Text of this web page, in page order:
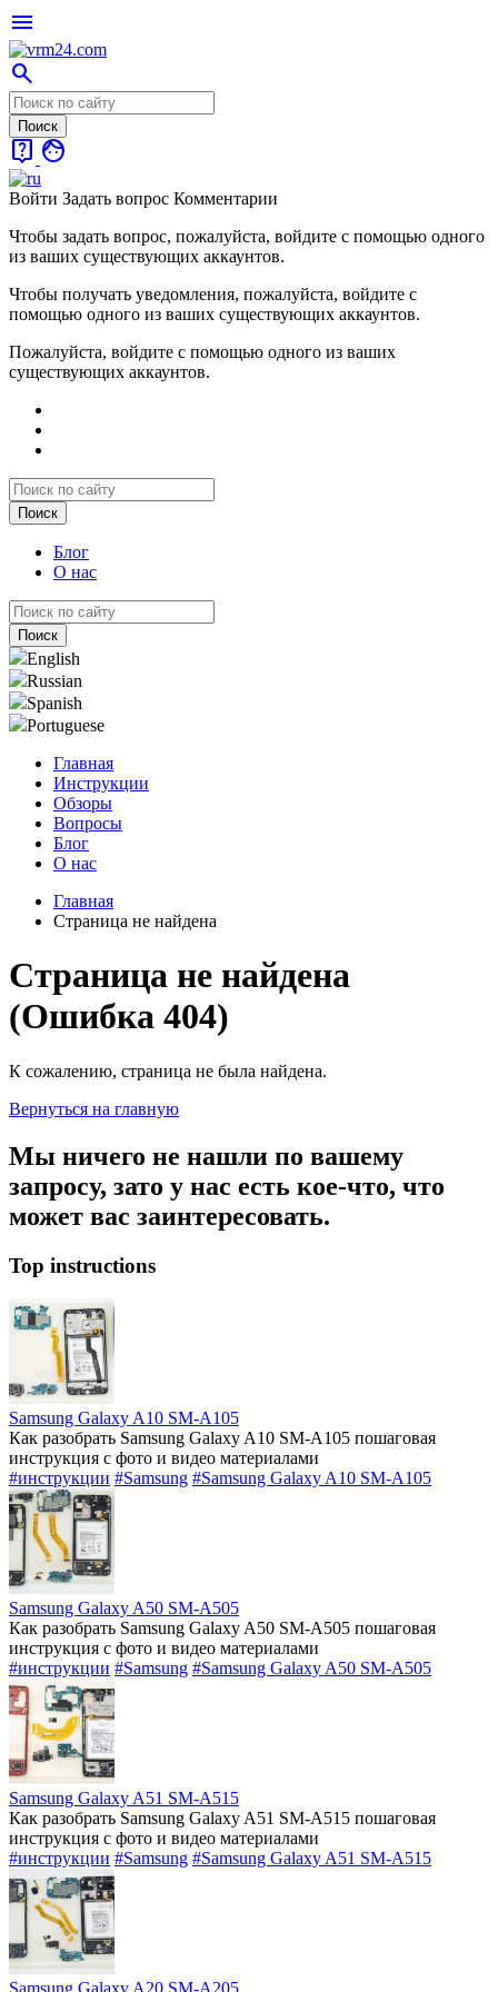
menu
search
live_help face
Войти Задать вопрос Комментарии
Чтобы задать вопрос, пожалуйста, войдите с помощью одного
из ваших существующих аккаунтов.
Чтобы получать уведомления, пожалуйста, войдите с
помощью одного из ваших существующих аккаунтов.
Пожалуйста, войдите с помощью одного из ваших
существующих аккаунтов.
Блог
О нас
English
Russian
Spanish
Portuguese
Главная
Инструкции
Обзоры
Вопросы
Блог
О нас
Главная
Страница не найдена
Страница не найдена
(Ошибка 404)
К сожалению, страница не была найдена.
Вернуться на главную
Мы ничего не нашли по вашему
запросу, зато у нас есть кое-что, что
может вас заинтересовать.
Top instructions
Samsung Galaxy A10 SM-A105
Как разобрать Samsung Galaxy A10 SM-A105 пошаговая
инструкция с фото и видео материалами
#инструкции #Samsung #Samsung Galaxy A10 SM-A105
Samsung Galaxy A50 SM-A505
Как разобрать Samsung Galaxy A50 SM-A505 пошаговая
инструкция с фото и видео материалами
#инструкции #Samsung #Samsung Galaxy A50 SM-A505
Samsung Galaxy A51 SM-A515
Как разобрать Samsung Galaxy A51 SM-A515 пошаговая
инструкция с фото и видео материалами
#инструкции #Samsung #Samsung Galaxy A51 SM-A515